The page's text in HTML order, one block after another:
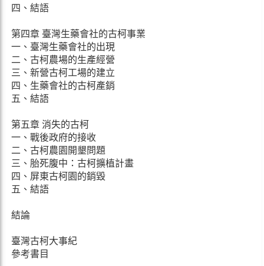
四、結語
第四章 臺灣生藥會社的古柯事業
一、臺灣生藥會社的出現
二、古柯農場的生產經營
三、新營古柯工場的建立
四、生藥會社的古柯產銷
五、結語
第五章 消失的古柯
一、戰後政府的接收
二、古柯農園開墾問題
三、胎死腹中：古柯擴植計畫
四、屏東古柯園的銷毀
五、結語
結論
臺灣古柯大事紀
參考書目